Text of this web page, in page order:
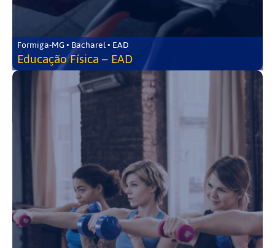
Formiga-MG • Bacharel • EAD
Educação Física – EAD